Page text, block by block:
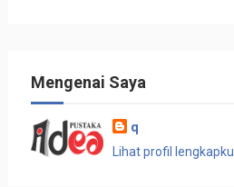
Mengenai Saya
q
Lihat profil lengkapku